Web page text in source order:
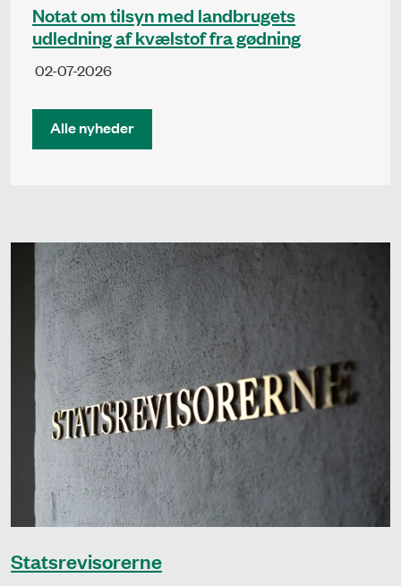
Notat om tilsyn med landbrugets
udledning af kvælstof fra gødning
02-07-2026
Alle nyheder
Statsrevisorerne